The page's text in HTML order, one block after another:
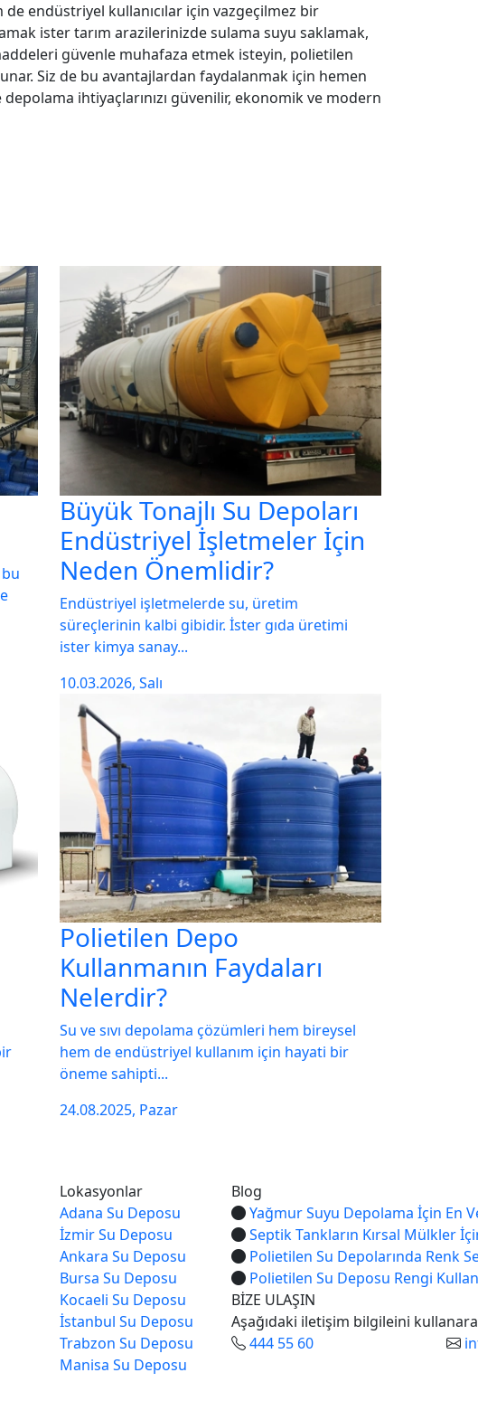
endüstriyel kullanıcılar için vazgeçilmez bir
ister tarım arazilerinizde sulama suyu saklamak,
güvenle muhafaza etmek isteyin, polietilen
Siz de bu avantajlardan faydalanmak için hemen
ihtiyaçlarınızı güvenilir, ekonomik ve modern
Büyük Tonajlı Su Depoları
Endüstriyel İşletmeler İçin
Neden Önemlidir?
Endüstriyel işletmelerde su, üretim
süreçlerinin kalbi gibidir. İster gıda üretimi
ister kimya sanay...
10.03.2026, Salı
Polietilen Depo
Kullanmanın Faydaları
Nelerdir?
Su ve sıvı depolama çözümleri hem bireysel
hem de endüstriyel kullanım için hayati bir
öneme sahipti...
24.08.2025, Pazar
Lokasyonlar
Adana Su Deposu
İzmir Su Deposu
Ankara Su Deposu
Bursa Su Deposu
Kocaeli Su Deposu
İstanbul Su Deposu
Trabzon Su Deposu
Manisa Su Deposu
Blog
Yağmur Suyu Depolama İçin En
Septik Tankların Kırsal Mülkler
Polietilen Su Depolarında Renk
Polietilen Su Deposu Rengi
BİZE ULAŞIN
Aşağıdaki iletişim bilgileini
444 55 60